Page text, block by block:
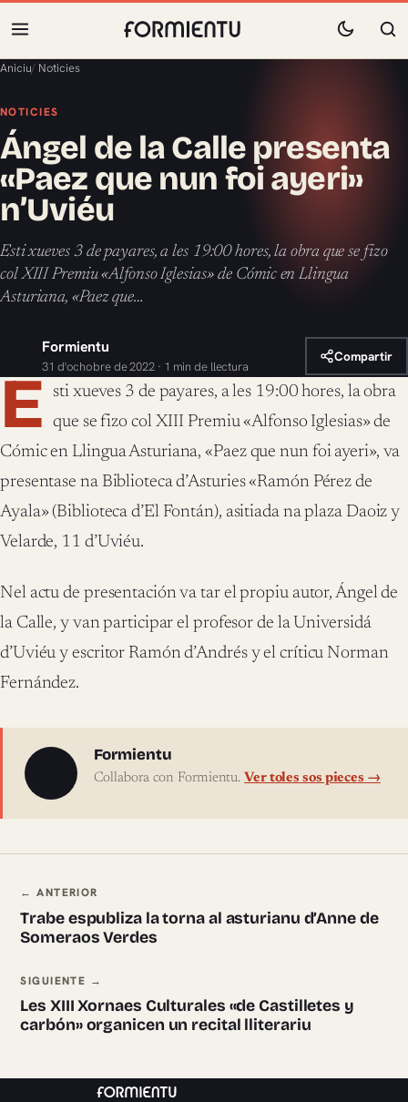
Aniciu/ Noticies
NOTICIES
Ángel de la Calle presenta
«Paez que nun foi ayeri»
n’Uviéu
Esti xueves 3 de payares, a les 19:00 hores, la obra que se fizo
col XIII Premiu «Alfonso Iglesias» de Cómic en Llingua
Asturiana, «Paez que…
Formientu
31 d'ochobre de 2022 · 1 min de llectura
Compartir
E sti xueves 3 de payares, a les 19:00 hores, la obra
que se fizo col XIII Premiu «Alfonso Iglesias» de
Cómic en Llingua Asturiana, «Paez que nun foi ayeri», va
presentase na Biblioteca d’Asturies «Ramón Pérez de
Ayala» (Biblioteca d’El Fontán), asitiada na plaza Daoiz y
Velarde, 11 d’Uviéu.
Nel actu de presentación va tar el propiu autor, Ángel de
la Calle, y van participar el profesor de la Universidá
d’Uviéu y escritor Ramón d’Andrés y el críticu Norman
Fernández.
Sobre l'autor
Formientu
Collabora con Formientu. Ver toles sos pieces →
Navegación ente pieces
← ANTERIOR
Trabe espubliza la torna al asturianu d’Anne de
Someraos Verdes
SIGUIENTE →
Les XIII Xornaes Culturales «de Castilletes y
carbón» organicen un recital lliterariu